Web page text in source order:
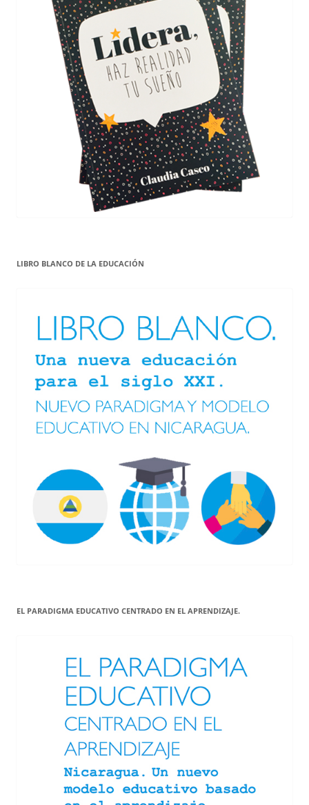
LIBRO BLANCO DE LA EDUCACIÓN
EL PARADIGMA EDUCATIVO CENTRADO EN EL APRENDIZAJE.